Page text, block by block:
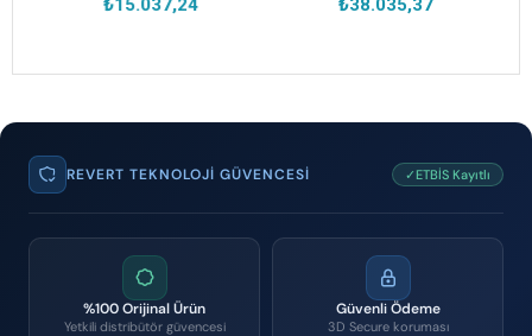
₺15.037,24 ₺38.035,37
REVERT TEKNOLOJI GÜVENCESI ✓ETBİS Kayıtlı
%100 Orijinal Ürün
Yetkili distribütör güvencesi
Güvenli Ödeme
3D Secure koruması